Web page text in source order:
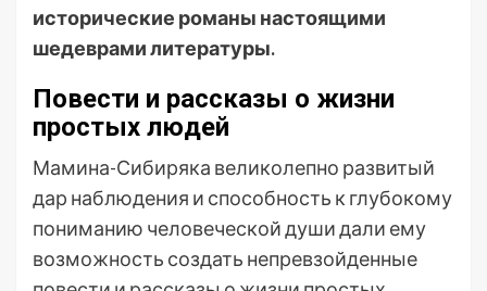
исторические романы настоящими
шедеврами литературы.
Повести и рассказы о жизни
простых людей
Мамина-Сибиряка великолепно развитый
дар наблюдения и способность к глубокому
пониманию человеческой души дали ему
возможность создать непревзойденные